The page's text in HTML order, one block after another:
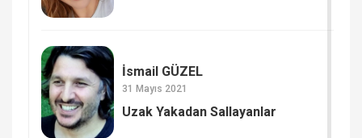
İsmail GÜZEL
31 Mayıs 2021
Uzak Yakadan Sallayanlar